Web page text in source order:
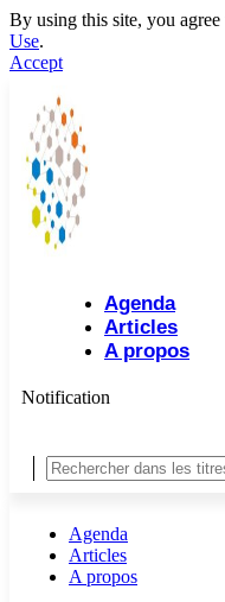
By using this site, you agree
Use.
Accept
Agenda
Articles
A propos
Notification
Agenda
Articles
A propos